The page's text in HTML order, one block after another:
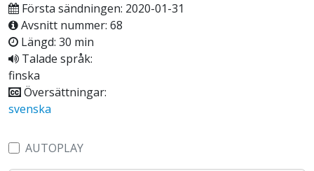
Första sändningen: 2020-01-31
Avsnitt nummer: 68
Längd: 30 min
Talade språk:
finska
Översättningar:
svenska
AUTOPLAY